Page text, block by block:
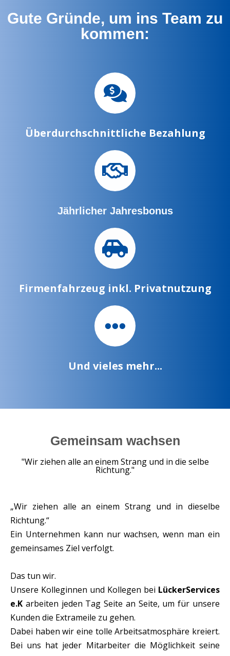
Gute Gründe, um ins Team zu
kommen:
Überdurchschnittliche Bezahlung
Jährlicher Jahresbonus
Firmenfahrzeug inkl. Privatnutzung
Und vieles mehr...
Gemeinsam wachsen
"Wir ziehen alle an einem Strang und in die selbe
Richtung."
„Wir ziehen alle an einem Strang und in dieselbe
Richtung.“
Ein Unternehmen kann nur wachsen, wenn man ein
gemeinsames Ziel verfolgt.
Das tun wir.
Unsere Kolleginnen und Kollegen bei LückerServices
e.K arbeiten jeden Tag Seite an Seite, um für unsere
Kunden die Extrameile zu gehen.
Dabei haben wir eine tolle Arbeitsatmosphäre kreiert.
Bei uns hat jeder Mitarbeiter die Möglichkeit seine